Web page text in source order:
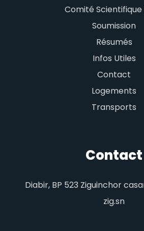
Comité Scientifique
Soumission
Résumés
Infos Utiles
Contact
Logements
Transports
Contact
Diabir, BP 523 Ziguinchor
zig.sn